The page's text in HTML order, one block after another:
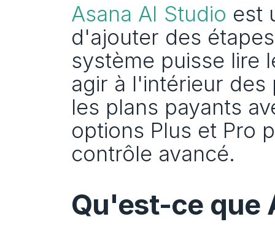
Asana AI Studio est
d'ajouter des
système puisse lire
agir à l'intérieur des
les plans payants
options Plus et Pro
contrôle avancé.
Qu'est-ce que